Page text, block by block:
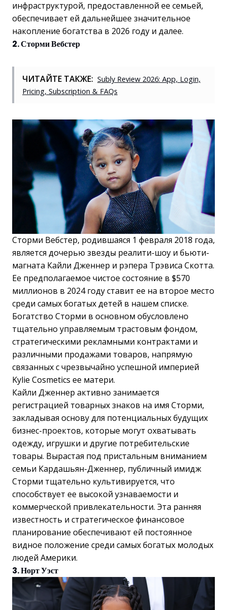
инфраструктурой, предоставленной ее семьей,
обеспечивает ей дальнейшее значительное
накопление богатства в 2026 году и далее.
2. Сторми Вебстер
ЧИТАЙТЕ ТАКЖЕ: Subly Review 2026: App, Login,
Pricing, Subscription & FAQs
Сторми Вебстер, родившаяся 1 февраля 2018 года,
является дочерью звезды реалити-шоу и бьюти-
магната Кайли Дженнер и рэпера Трэвиса Скотта.
Ее предполагаемое чистое состояние в $570
миллионов в 2024 году ставит ее на второе место
среди самых богатых детей в нашем списке.
Богатство Сторми в основном обусловлено
тщательно управляемым трастовым фондом,
стратегическими рекламными контрактами и
различными продажами товаров, напрямую
связанных с чрезвычайно успешной империей
Kylie Cosmetics ее матери.
Кайли Дженнер активно занимается
регистрацией товарных знаков на имя Сторми,
закладывая основу для потенциальных будущих
бизнес-проектов, которые могут охватывать
одежду, игрушки и другие потребительские
товары. Вырастая под пристальным вниманием
семьи Кардашьян-Дженнер, публичный имидж
Сторми тщательно культивируется, что
способствует ее высокой узнаваемости и
коммерческой привлекательности. Эта ранняя
известность и стратегическое финансовое
планирование обеспечивают ей постоянное
видное положение среди самых богатых молодых
людей Америки.
3. Норт Уэст